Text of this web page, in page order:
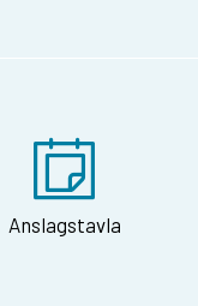
Anslagstavla